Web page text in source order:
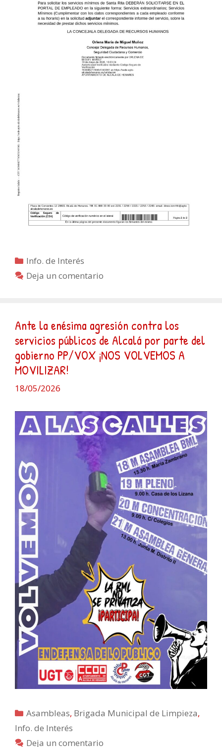
Categorías
Info. de Interés
Deja un comentario
Ante la enésima agresión contra los
servicios públicos de Alcalá por parte del
gobierno PP/VOX ¡NOS VOLVEMOS A
MOVILIZAR!
18/05/2026
Categorías
Asambleas, Brigada Municipal de Limpieza,
Info. de Interés
Deja un comentario